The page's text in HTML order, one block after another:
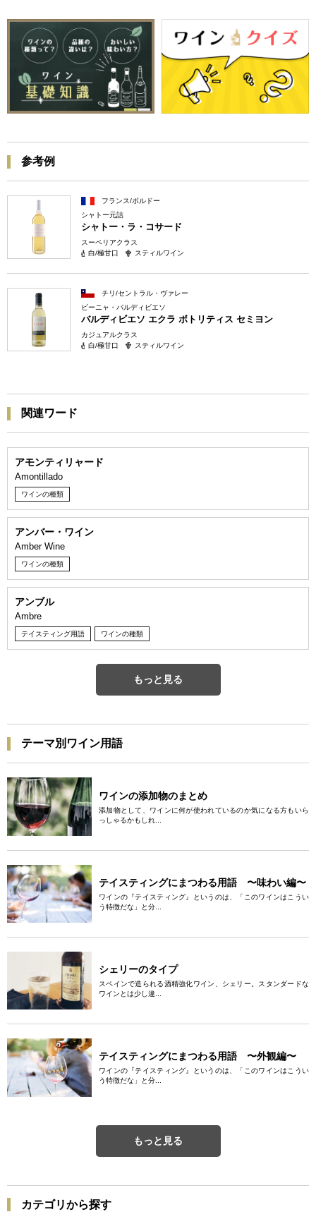
参考例
フランス/ボルドー
シャトー元詰
シャトー・ラ・コサード
スーペリアクラス
白/極甘口
スティルワイン
チリ/セントラル・ヴァレー
ビーニャ・バルディビエソ
バルディビエソ エクラ ボトリティス セミヨン
カジュアルクラス
白/極甘口
スティルワイン
関連ワード
アモンティリャード
Amontillado
ワインの種類
アンバー・ワイン
Amber Wine
ワインの種類
アンブル
Ambre
テイスティング用語 ワインの種類
もっと見る
テーマ別ワイン用語
ワインの添加物のまとめ
添加物として、ワインに何が使われているのか気になる方もいら
っしゃるかもしれ...
テイスティングにまつわる用語 〜味わい編〜
ワインの『テイスティング』というのは、「このワインはこうい
う特徴だな」と分...
シェリーのタイプ
スペインで造られる酒精強化ワイン、シェリー。スタンダードな
ワインとは少し違...
テイスティングにまつわる用語 〜外観編〜
ワインの『テイスティング』というのは、「このワインはこうい
う特徴だな」と分...
もっと見る
カテゴリから探す